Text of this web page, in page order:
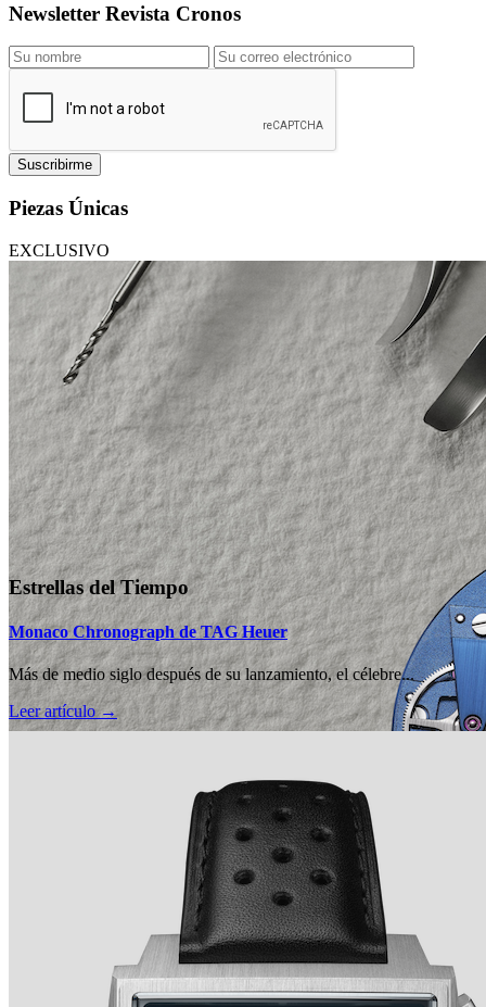
Newsletter Revista Cronos
Suscribirme
Piezas Únicas
EXCLUSIVO
Estrellas del Tiempo
Monaco Chronograph de TAG Heuer
Más de medio siglo después de su lanzamiento, el célebre...
Leer artículo →